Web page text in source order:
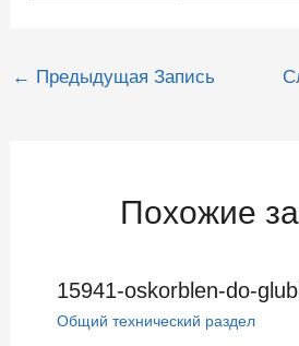
Навигация
← Предыдущая Запись
Похожие
15941-oskorblen-do-
Общий технический раздел